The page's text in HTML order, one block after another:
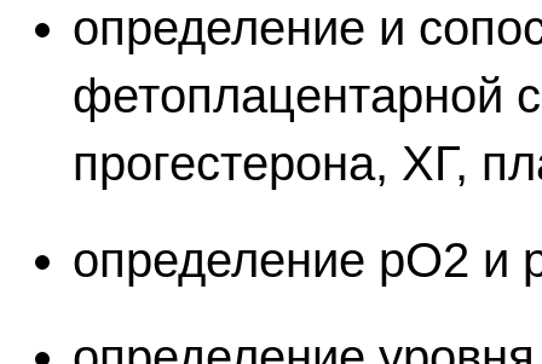
определение и
фетоплацентарной
прогестерона, ХГ,
определение рО2 и